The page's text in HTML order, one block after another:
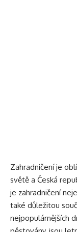
Zahradničení je
světě a Česká
je zahradničení
také důležitou
nejpopulárnějších